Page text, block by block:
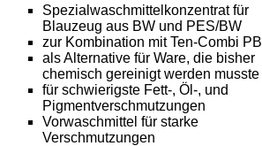
Spezialwaschmittelkonzentrat für
Blauzeug aus BW und PES/BW
zur Kombination mit Ten-Combi PB
als Alternative für Ware, die bisher
chemisch gereinigt werden musste
für schwierigste Fett-, Öl-, und
Pigmentverschmutzungen
Vorwaschmittel für starke
Verschmutzungen